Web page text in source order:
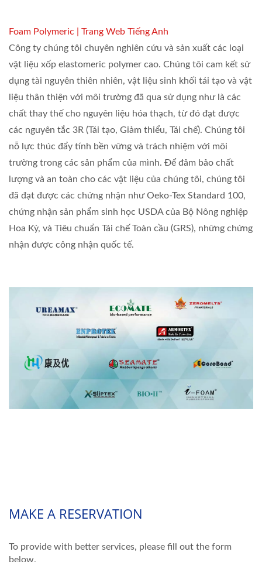
Foam Polymeric | Trang Web Tiếng Anh
Công ty chúng tôi chuyên nghiên cứu và sản xuất các loại
vật liệu xốp elastomeric polymer cao. Chúng tôi cam kết sử
dụng tài nguyên thiên nhiên, vật liệu sinh khối tái tạo và vật
liệu thân thiện với môi trường đã qua sử dụng như là các
chất thay thế cho nguyên liệu hóa thạch, từ đó đạt được
các nguyên tắc 3R (Tái tạo, Giảm thiểu, Tái chế). Chúng tôi
nỗ lực thúc đẩy tính bền vững và trách nhiệm với môi
trường trong các sản phẩm của mình. Để đảm bảo chất
lượng và an toàn cho các vật liệu của chúng tôi, chúng tôi
đã đạt được các chứng nhận như Oeko-Tex Standard 100,
chứng nhận sản phẩm sinh học USDA của Bộ Nông nghiệp
Hoa Kỳ, và Tiêu chuẩn Tái chế Toàn cầu (GRS), những chứng
nhận được công nhận quốc tế.